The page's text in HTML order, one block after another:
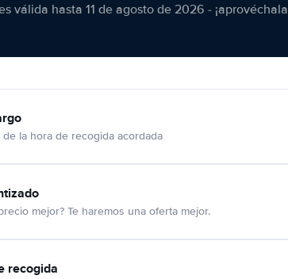
válida hasta 11 de agosto de 2026 - ¡aprovéchala
la hora de recogida acordada
mejor? Te haremos una oferta mejor.
recogida